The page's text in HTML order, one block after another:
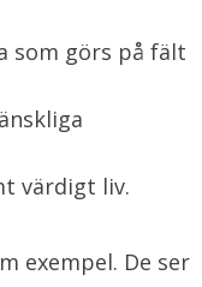
som görs på fält
värdigt liv.
exempel. De ser